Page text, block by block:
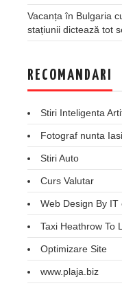
Vacanța în Bulgaria
stațiunii dictează tot
RECOMANDARI
Stiri Inteligenta
Fotograf nunta Iasi
Stiri Auto
Curs Valutar
Web Design By IT
Taxi Heathrow To
Optimizare Site
www.plaja.biz